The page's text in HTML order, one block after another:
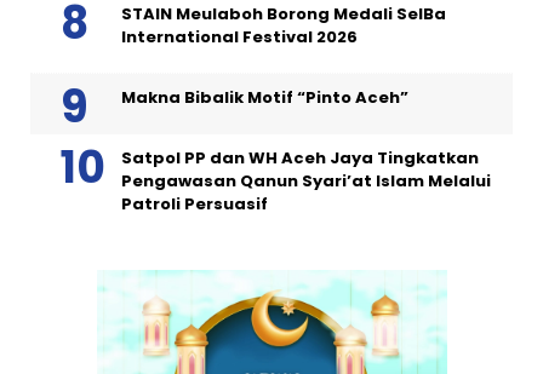
STAIN Meulaboh Borong Medali SeIBa
International Festival 2026
Makna Bibalik Motif “Pinto Aceh”
Satpol PP dan WH Aceh Jaya Tingkatkan
Pengawasan Qanun Syari’at Islam Melalui
Patroli Persuasif